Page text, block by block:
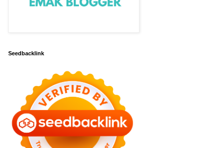
Seedbacklink